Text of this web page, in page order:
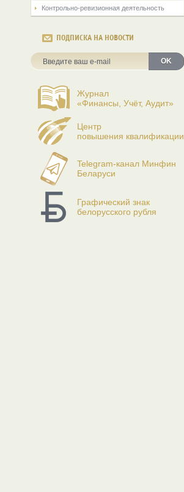
Контрольно-ревизионная деятельность
ПОДПИСКА НА НОВОСТИ
OK
Журнал
«Финансы, Учёт, Аудит»
Центр
повышения квалификации
Telegram-канал Минфин
Беларуси
Графический знак
белорусского рубля